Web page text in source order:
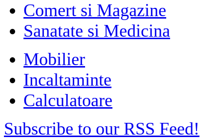
Comert si Magazine
Sanatate si Medicina
Mobilier
Incaltaminte
Calculatoare
Subscribe to our RSS Feed!